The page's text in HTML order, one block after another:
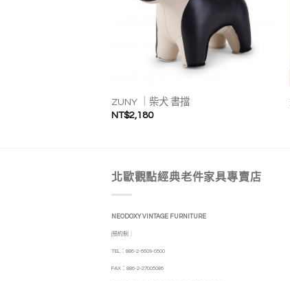
ZUNY ｜柴犬 書擋
NT$2,180
北歐觀點經典老件家具專賣店
NEODOXY VINTAGE FURNITURE
|預約制｜
TEL：886-2-6609-0500
FAX：886-2-27005086